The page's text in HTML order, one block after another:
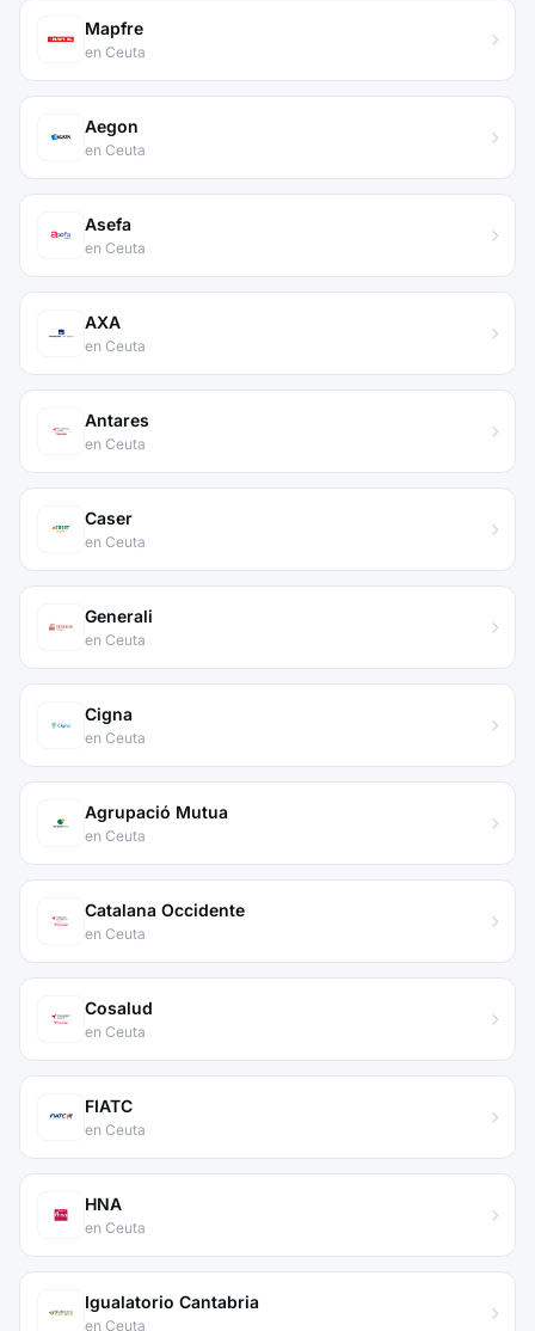
Mapfre
en Ceuta
Aegon
en Ceuta
Asefa
en Ceuta
AXA
en Ceuta
Antares
en Ceuta
Caser
en Ceuta
Generali
en Ceuta
Cigna
en Ceuta
Agrupació Mutua
en Ceuta
Catalana Occidente
en Ceuta
Cosalud
en Ceuta
FIATC
en Ceuta
HNA
en Ceuta
Igualatorio Cantabria
en Ceuta